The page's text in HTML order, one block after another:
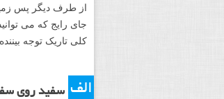
از طرف دیگر پس
جای رایج که می
کلی تاریک توجه
الف سفید روی